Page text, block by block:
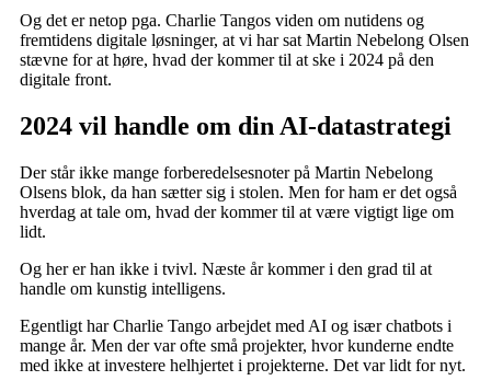
Og det er netop pga. Charlie Tangos viden om nutidens og
fremtidens digitale løsninger, at vi har sat Martin Nebelong Olsen
stævne for at høre, hvad der kommer til at ske i 2024 på den
digitale front.
2024 vil handle om din AI-datastrategi
Der står ikke mange forberedelsesnoter på Martin Nebelong
Olsens blok, da han sætter sig i stolen. Men for ham er det også
hverdag at tale om, hvad der kommer til at være vigtigt lige om
lidt.
Og her er han ikke i tvivl. Næste år kommer i den grad til at
handle om kunstig intelligens.
Egentligt har Charlie Tango arbejdet med AI og især chatbots i
mange år. Men der var ofte små projekter, hvor kunderne endte
med ikke at investere helhjertet i projekterne. Det var lidt for nyt.